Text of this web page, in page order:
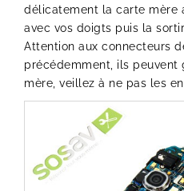
délicatement la carte mère
avec vos doigts puis la
Attention aux connecteurs
précédemment, ils
mère, veillez à ne pas les